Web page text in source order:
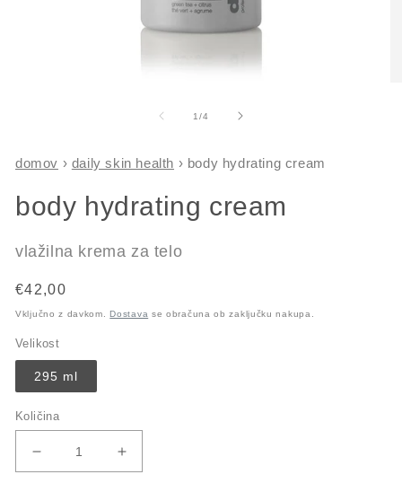
modalnem
načinu
1/od4
domov › daily skin health › body hydrating cream
body hydrating cream
vlažilna krema za telo
Redna
cena
€42,00
Vključno z davkom.Dostava se obračuna ob zaključku nakupa.
Velikost
295 ml
Količina
Pomanjšaš
količino
Povečaj
količino